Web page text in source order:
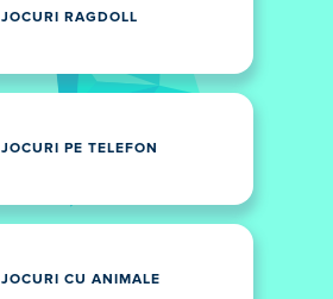
JOCURI RAGDOLL
JOCURI PE TELEFON
JOCURI CU ANIMALE